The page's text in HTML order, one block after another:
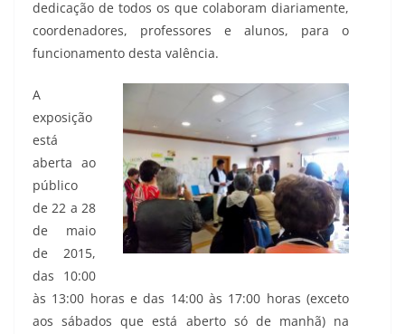
dedicação de todos os que colaboram diariamente,
coordenadores, professores e alunos, para o
funcionamento desta valência.
A
exposição
está
aberta ao
público
de 22 a 28
de maio
de 2015,
das 10:00
às 13:00 horas e das 14:00 às 17:00 horas (exceto
aos sábados que está aberto só de manhã) na